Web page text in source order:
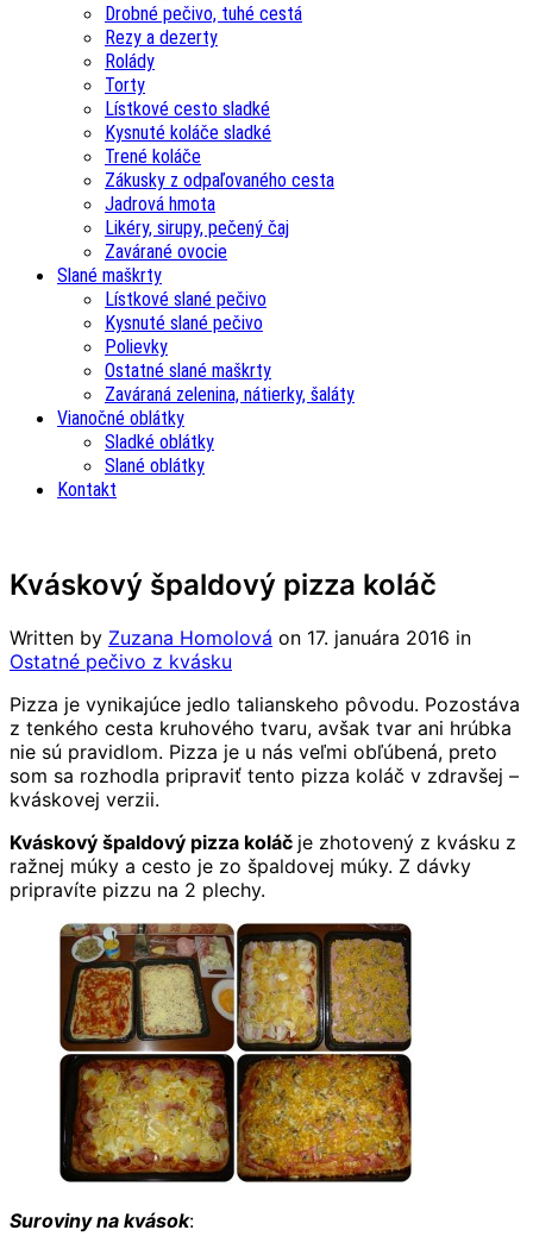
Drobné pečivo, tuhé cestá
Rezy a dezerty
Rolády
Torty
Lístkové cesto sladké
Kysnuté koláče sladké
Trené koláče
Zákusky z odpaľovaného cesta
Jadrová hmota
Likéry, sirupy, pečený čaj
Zavárané ovocie
Slané maškrty
Lístkové slané pečivo
Kysnuté slané pečivo
Polievky
Ostatné slané maškrty
Zaváraná zelenina, nátierky, šaláty
Vianočné oblátky
Sladké oblátky
Slané oblátky
Kontakt
Kváskový špaldový pizza koláč
Written by Zuzana Homolová on 17. januára 2016 in
Ostatné pečivo z kvásku
Pizza je vynikajúce jedlo talianskeho pôvodu. Pozostáva
z tenkého cesta kruhového tvaru, avšak tvar ani hrúbka
nie sú pravidlom. Pizza je u nás veľmi obľúbená, preto
som sa rozhodla pripraviť tento pizza koláč v zdravšej –
kváskovej verzii.
Kváskový špaldový pizza koláč je zhotovený z kvásku z
ražnej múky a cesto je zo špaldovej múky. Z dávky
pripravíte pizzu na 2 plechy.
Suroviny na kvások: